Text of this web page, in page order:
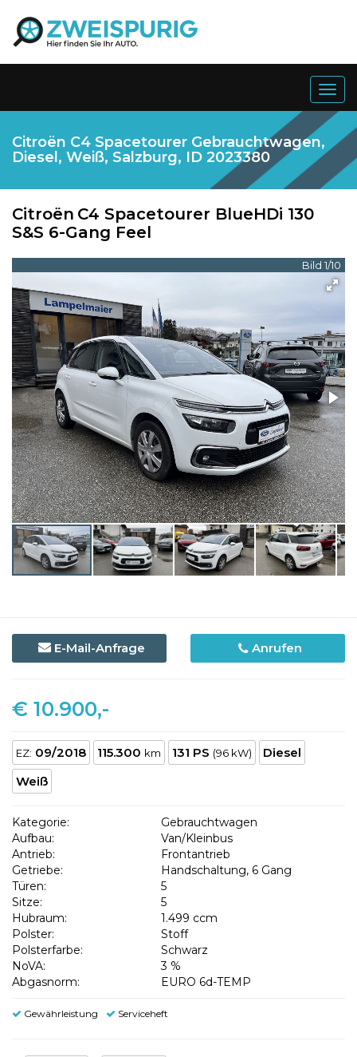
Citroën C4 Spacetourer Gebrauchtwagen,
Diesel, Weiß, Salzburg, ID 2023380
Citroën C4 Spacetourer BlueHDi 130
S&S 6-Gang Feel
Bild 1/10
E-Mail-Anfrage Anrufen
€ 10.900,-
EZ: 09/2018 115.300 km 131 PS (96 kW)
Diesel
Weiß
Kategorie:
Gebrauchtwagen
Aufbau:
Van/Kleinbus
Antrieb:
Frontantrieb
Getriebe:
Handschaltung, 6 Gang
Türen:
5
Sitze:
5
Hubraum:
1.499 ccm
Polster:
Stoff
Polsterfarbe:
Schwarz
NoVA:
3 %
Abgasnorm:
EURO 6d-TEMP
Gewährleistung Serviceheft